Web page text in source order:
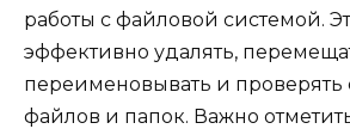
работы с файловой системой.
эффективно удалять,
переименовывать и проверять
файлов и папок. Важно